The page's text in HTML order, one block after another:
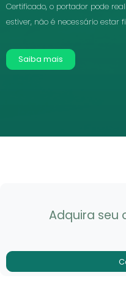
Certificado, o portador pode
estiver, não é necessário estar
Saiba mais
Adquira seu